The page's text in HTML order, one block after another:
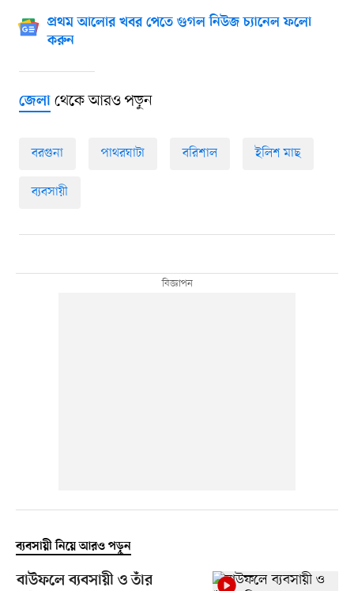
প্রথম আলোর খবর পেতে গুগল নিউজ চ্যানেল ফলো
করুন
জেলাথেকে আরও পড়ুন
বরগুনা পাথরঘাটা বরিশাল ইলিশ মাছ
ব্যবসায়ী
ব্যবসায়ী নিয়ে আরও পড়ুন
বাউফলে ব্যবসায়ী ও তাঁর